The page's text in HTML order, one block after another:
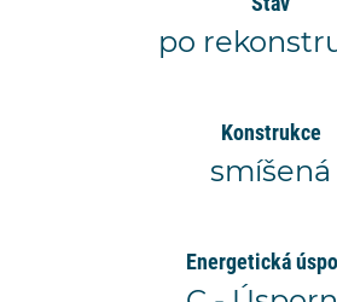
po
Konstrukce
smíšená
Energetická